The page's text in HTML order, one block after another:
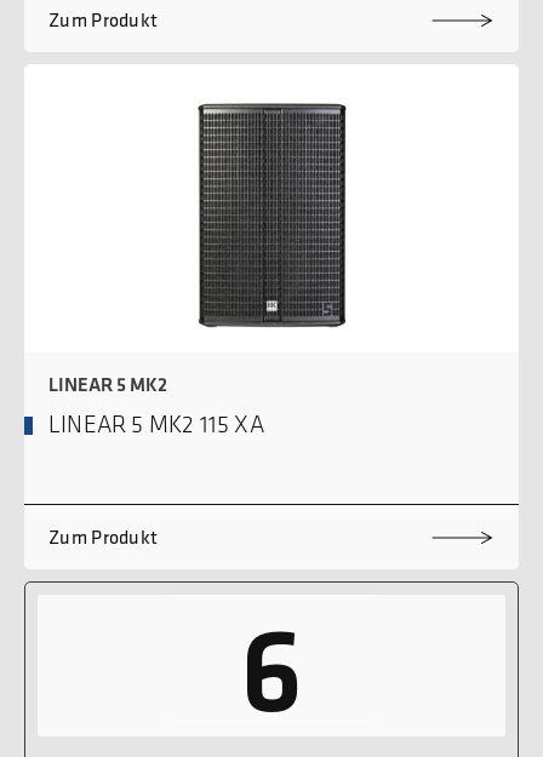
Zum Produkt
LINEAR 5 MK2
LINEAR 5 MK2 115 XA
Zum Produkt
6